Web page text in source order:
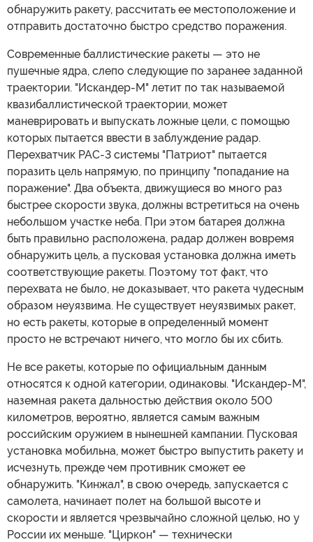
обнаружить ракету, рассчитать ее местоположение и
отправить достаточно быстро средство поражения.
Современные баллистические ракеты — это не
пушечные ядра, слепо следующие по заранее заданной
траектории. "Искандер-М" летит по так называемой
квазибаллистической траектории, может
маневрировать и выпускать ложные цели, с помощью
которых пытается ввести в заблуждение радар.
Перехватчик PAC-3 системы "Патриот" пытается
поразить цель напрямую, по принципу "попадание на
поражение". Два объекта, движущиеся во много раз
быстрее скорости звука, должны встретиться на очень
небольшом участке неба. При этом батарея должна
быть правильно расположена, радар должен вовремя
обнаружить цель, а пусковая установка должна иметь
соответствующие ракеты. Поэтому тот факт, что
перехвата не было, не доказывает, что ракета чудесным
образом неуязвима. Не существует неуязвимых ракет,
но есть ракеты, которые в определенный момент
просто не встречают ничего, что могло бы их сбить.
Не все ракеты, которые по официальным данным
относятся к одной категории, одинаковы. "Искандер-М",
наземная ракета дальностью действия около 500
километров, вероятно, является самым важным
российским оружием в нынешней кампании. Пусковая
установка мобильна, может быстро выпустить ракету и
исчезнуть, прежде чем противник сможет ее
обнаружить. "Кинжал", в свою очередь, запускается с
самолета, начинает полет на большой высоте и
скорости и является чрезвычайно сложной целью, но у
России их меньше. "Циркон" — технически